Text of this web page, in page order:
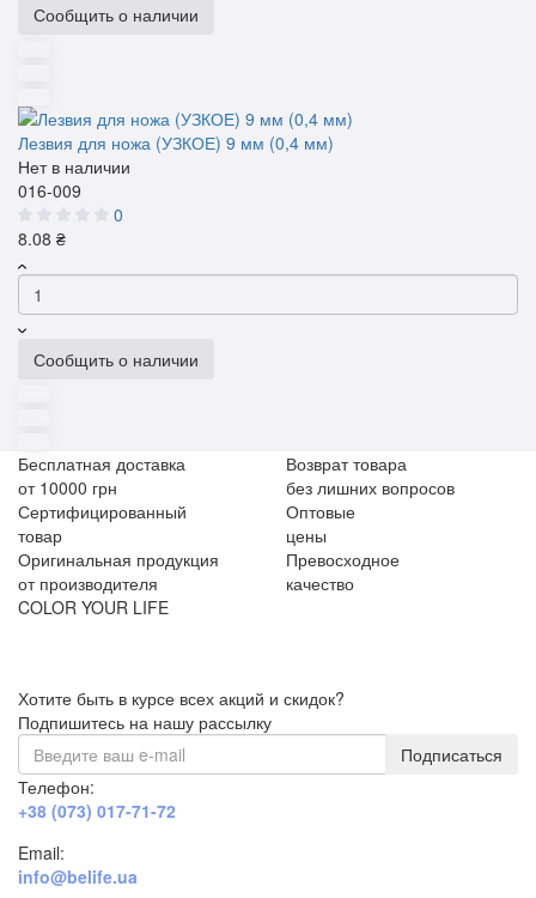
Сообщить о наличии
Лезвия для ножа (УЗКОЕ) 9 мм (0,4 мм)
Нет в наличии
016-009
0
8.08 ₴
Сообщить о наличии
Бесплатная доставка
от 10000 грн
Возврат товара
без лишних вопросов
Сертифицированный
товар
Оптовые
цены
Оригинальная продукция
от производителя
Превосходное
качество
COLOR YOUR LIFE
Хотите быть в курсе всех акций и скидок?
Подпишитесь на нашу рассылку
Подписаться
Телефон:
+38 (073) 017-71-72
Email:
info@belife.ua